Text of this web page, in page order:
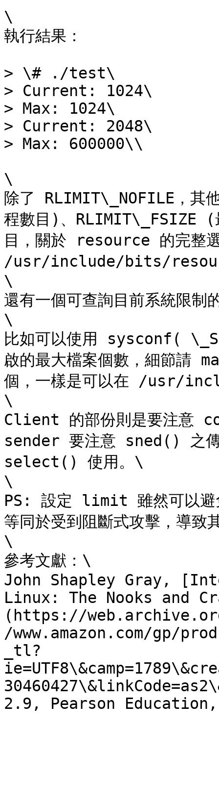
\
執行結果：
> \# ./test\
> Current: 1024\
> Max: 1024\
> Current: 2048\
> Max: 600000\\
\
除了 RLIMIT\_NOFILE，其
程數目)、RLIMIT\_FSIZE (
目，關於 resource 的完整
/usr/include/bits/
\
還有一個可查詢目前系統限
\
比如可以使用 sysconf(
啟的最大檔案個數，細節請
個，一樣是可以在 /usr/
\
Client 的部份則是要注意
sender 要注意 sned() 之
select() 使用。\
\
PS: 設定 limit 雖然可以避
等同於受到阻斷式攻擊，導致
\
參考文獻：\
John Shapley Gray,
Linux: The Nooks and
(https://
/www.amazon.com/gp/
_tl?